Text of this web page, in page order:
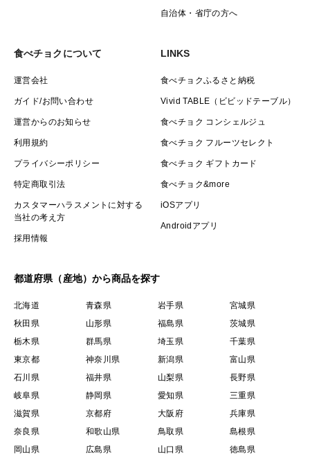
自治体・省庁の方へ
食べチョクについて
運営会社
ガイド/お問い合わせ
運営からのお知らせ
利用規約
プライバシーポリシー
特定商取引法
カスタマーハラスメントに対する
当社の考え方
採用情報
LINKS
食べチョクふるさと納税
Vivid TABLE（ビビッドテーブル）
食べチョク コンシェルジュ
食べチョク フルーツセレクト
食べチョク ギフトカード
食べチョク&more
iOSアプリ
Androidアプリ
都道府県（産地）から商品を探す
北海道 青森県 岩手県
宮城県
秋田県
山形県 福島県
茨城県
栃木県
群馬県 埼玉県
千葉県
東京都
神奈川県 新潟県
富山県
石川県
福井県 山梨県
長野県
岐阜県
静岡県 愛知県
三重県
滋賀県
京都府 大阪府
兵庫県
奈良県
和歌山県 鳥取県
島根県
岡山県
広島県 山口県 徳島県